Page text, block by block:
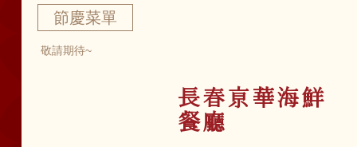
節慶菜單
敬請期待~
長春亰華海鮮
餐廳